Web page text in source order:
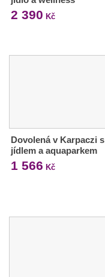
2 390 Kč
Dovolená v Karpaczi s
jídlem a aquaparkem
1 566 Kč